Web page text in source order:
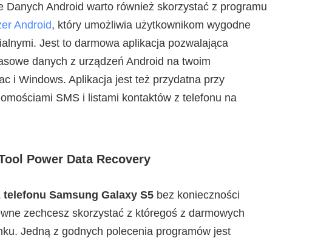
Danych Android warto również skorzystać z programu
Android, który umożliwia użytkownikom wygodne
Jest to darmowa aplikacja pozwalająca
danych z urządzeń Android na twoim
i Windows. Aplikacja jest też przydatna przy
SMS i listami kontaktów z telefonu na
Power Data Recovery
Samsung Galaxy S5 bez konieczności
zechcesz skorzystać z któregoś z darmowych
Jedną z godnych polecenia programów jest